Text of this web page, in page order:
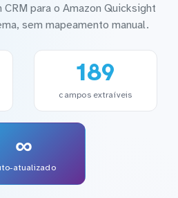
para o Amazon Quicksight
sem mapeamento manual.
189
campos extraíveis
∞
atualizado